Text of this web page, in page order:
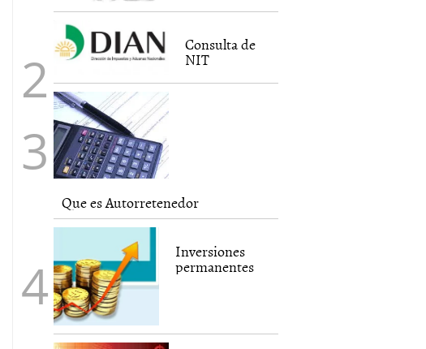
Consulta de
NIT
Que es Autorretenedor
Inversiones
permanentes